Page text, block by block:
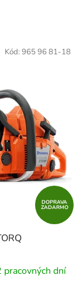
DOPRAVA
ZADARMO
pracovných dní
Kód: 965 96 81-18